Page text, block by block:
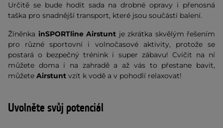
Určitě se bude hodit sada na drobné opravy i přenosná
taška pro snadnější transport, které jsou součástí balení.
Žíněnka inSPORTline Airstunt je zkrátka skvělým řešením
pro různé sportovní i volnočasové aktivity, protože se
postará o bezpečný trénink i super zábavu! Cvičit na ní
můžete doma i na zahradě a až vás to přestane bavit,
můžete Airstunt vzít k vodě a v pohodlí relaxovat!
Uvolněte svůj potenciál